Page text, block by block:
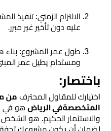
​الالتزام الزمني: تنفيذ
عليه دون تأخير غير مبرر.
​طول عمر المشروع: بناء
ومستدام يطيل عمر
​باختصار:
اختيارك للمقاول المحترفمن
المتخصصةفي الرياضهو في
والاستثمار الحكيم. هو